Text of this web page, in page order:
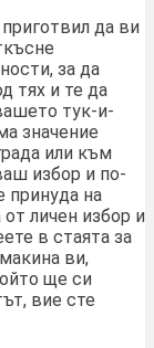
да ви
за да
тях и те да
тук-и-
значение
или към
избор и по-
принуда на
личен избор и
в стаята за
ви,
ще си
вие сте